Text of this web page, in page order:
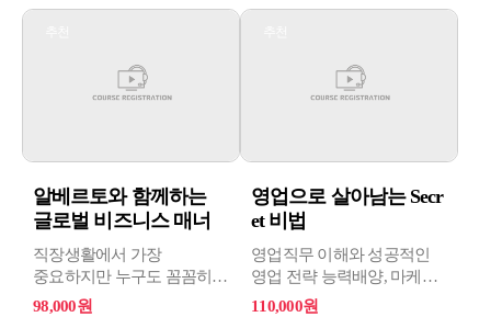
알베르토와 함께하는
글로벌 비즈니스 매너
직장생활에서 가장
중요하지만 누구도 꼼꼼히
가르쳐주지 않는 비즈니스
98,000원
영업으로 살아남는 Secr
et 비법
영업직무 이해와 성공적인
영업 전략 능력배양, 마케팅
기법 활용 등을 통한
110,000원